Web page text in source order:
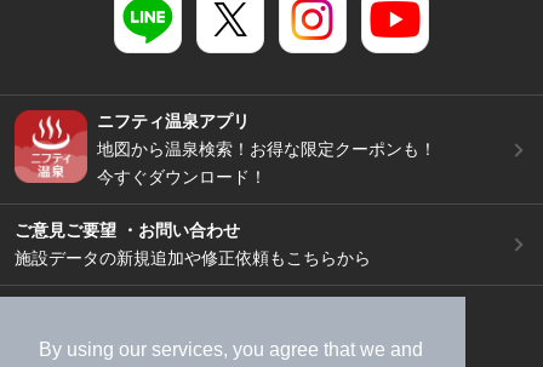
By using our services, you agree that we and
ニフティ温泉アプリ
地図から温泉検索！お得な限定クーポンも！
今すぐダウンロード！
ご意見ご要望 ・お問い合わせ
施設データの新規追加や修正依頼もこちらから
加盟店募集（資料請求）
広告出稿のご案内